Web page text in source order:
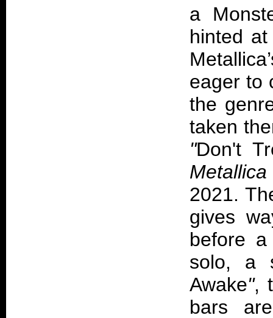
a
hinted
eager to
the
taken
"Don't
2021.
gives
before a
solo, a
Awake",
bars